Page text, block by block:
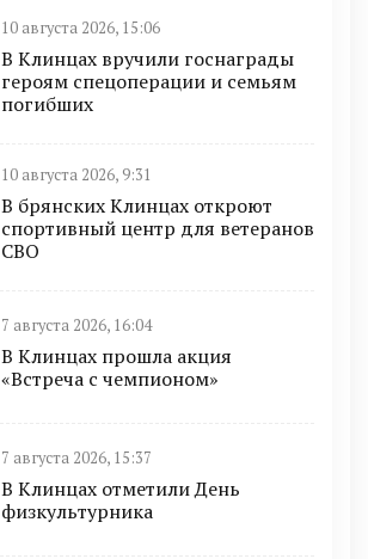
10 августа 2026, 15:06
В Клинцах вручили госнаграды
героям спецоперации и семьям
погибших
10 августа 2026, 9:31
В брянских Клинцах откроют
спортивный центр для ветеранов
СВО
7 августа 2026, 16:04
В Клинцах прошла акция
«Встреча с чемпионом»
7 августа 2026, 15:37
В Клинцах отметили День
физкультурника